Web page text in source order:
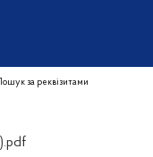
Пошук за реквізитами